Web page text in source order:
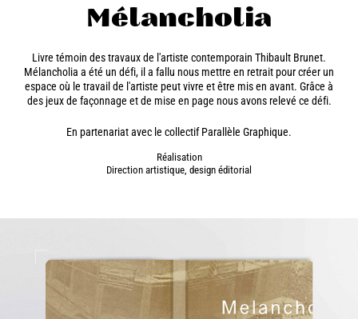
Mélancholia
Livre témoin des travaux de l'artiste contemporain Thibault Brunet.
Mélancholia a été un défi, il a fallu nous mettre en retrait pour créer un
espace où le travail de l'artiste peut vivre et être mis en avant. Grâce à
des jeux de façonnage et de mise en page nous avons relevé ce défi.
En partenariat avec le collectif Parallèle Graphique.
Réalisation
Direction artistique, design éditorial